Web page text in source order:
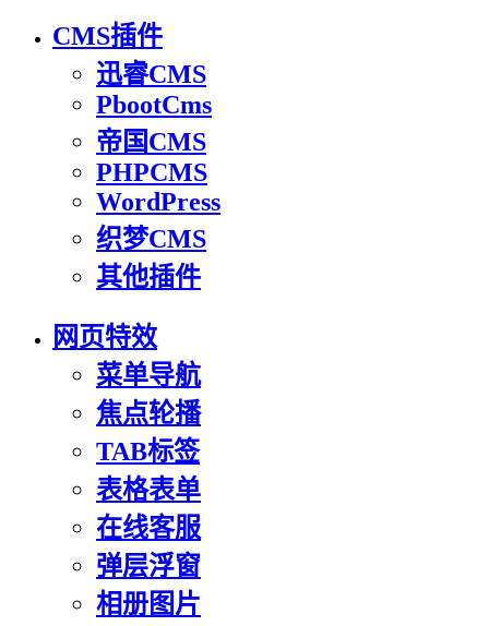
CMS插件
迅睿CMS
PbootCms
帝国CMS
PHPCMS
WordPress
织梦CMS
其他插件
网页特效
菜单导航
焦点轮播
TAB标签
表格表单
在线客服
弹层浮窗
相册图片